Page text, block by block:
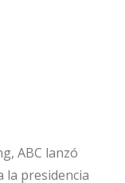
ABC lanzó
la presidencia